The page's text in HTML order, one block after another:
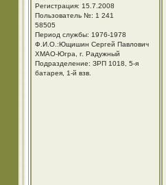
Регистрация: 15.7.2008
Пользователь №: 1 241
58505
Период службы: 1976-1978
Ф.И.О.:Ющишин Сергей Павлович
ХМАО-Югра, г. Радужный
Подразделение: ЗРП 1018, 5-я
батарея, 1-й взв.